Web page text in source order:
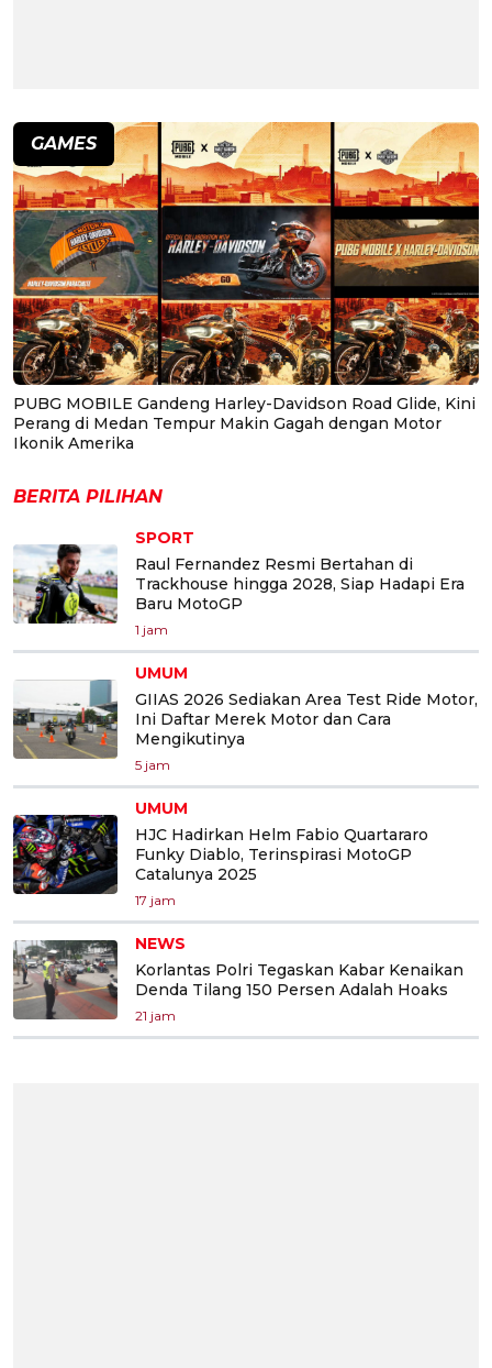
GAMES
PUBG MOBILE Gandeng Harley-Davidson Road Glide, Kini
Perang di Medan Tempur Makin Gagah dengan Motor
Ikonik Amerika
BERITA PILIHAN
SPORT
Raul Fernandez Resmi Bertahan di
Trackhouse hingga 2028, Siap Hadapi Era
Baru MotoGP
1 jam
UMUM
GIIAS 2026 Sediakan Area Test Ride Motor,
Ini Daftar Merek Motor dan Cara
Mengikutinya
5 jam
UMUM
HJC Hadirkan Helm Fabio Quartararo
Funky Diablo, Terinspirasi MotoGP
Catalunya 2025
17 jam
NEWS
Korlantas Polri Tegaskan Kabar Kenaikan
Denda Tilang 150 Persen Adalah Hoaks
21 jam